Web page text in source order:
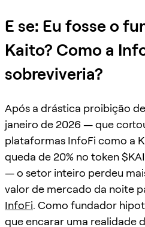
E se: Eu fosse o
Kaito? Como a
sobreviveria?
Após a drástica proibição de
janeiro de 2026 — que
plataformas InfoFi como a
queda de 20% no token
— o setor inteiro perdeu
valor de mercado da noite
InfoFi. Como fundador
que encarar uma realidade